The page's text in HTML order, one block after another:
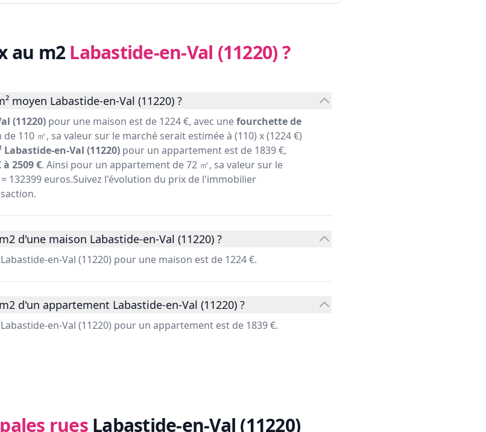
au m2Labastide-en-Val (11220)?
moyen Labastide-en-Val (11220) ?
(11220) pour une maison est de 1224 €, avec unefourchette de
110 ㎡, sa valeur sur le marché serait estimée à (110) x (1224 €)
en-Val (11220) pour un appartement est de 1839 €,
2509 €. Ainsi pour un appartement de 72 ㎡, sa valeur sur le
132399 euros.Suivez l'évolution du prix de l'immobilier
d'une maison Labastide-en-Val (11220) ?
en-Val (11220) pour une maison est de 1224 €.
d'un appartement Labastide-en-Val (11220) ?
en-Val (11220) pour un appartement est de 1839 €.
rues Labastide-en-Val (11220)